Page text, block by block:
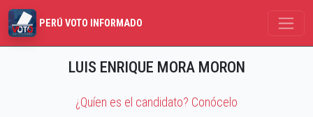
PERÚ VOTO INFORMADO
LUIS ENRIQUE MORA MORON
¿Quíen es el candidato? Conócelo